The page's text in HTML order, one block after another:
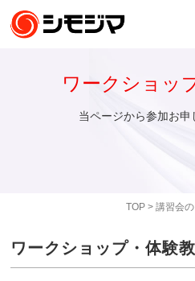
TOP> 講習会
ワークショッ
当ページから参加お申
ワークショップ・体験